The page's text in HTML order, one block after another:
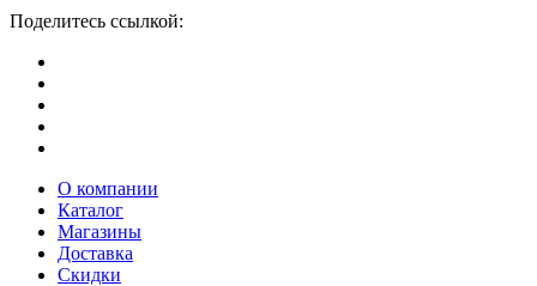
Поделитесь ссылкой:
О компании
Каталог
Магазины
Доставка
Скидки